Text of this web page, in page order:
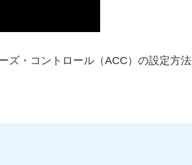
ズ・コントロール（ACC）の設定方法